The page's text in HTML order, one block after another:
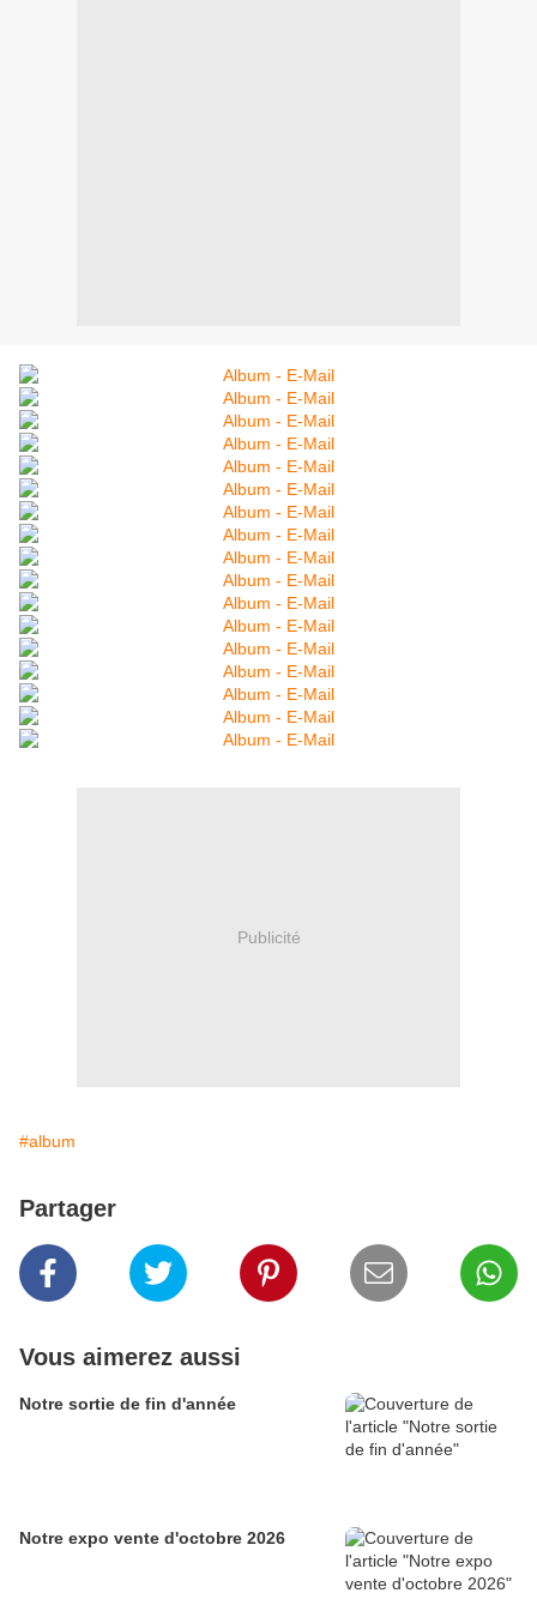
Publicité
#album
Partager
Vous aimerez aussi
Notre sortie de fin d'année
Notre expo vente d'octobre 2026